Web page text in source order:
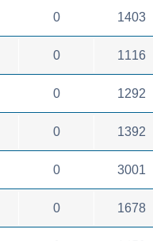
0 1403
0 1116
0 1292
0 1392
0 3001
0 1678